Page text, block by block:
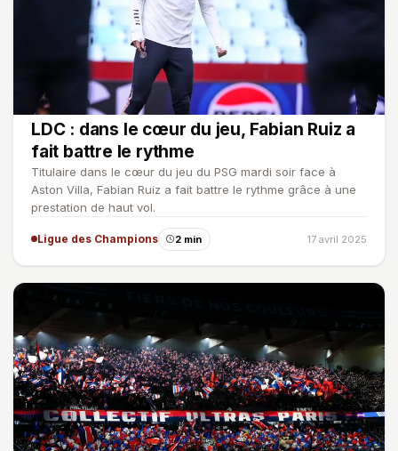
LDC : dans le cœur du jeu, Fabian Ruiz a
fait battre le rythme
Titulaire dans le cœur du jeu du PSG mardi soir face à
Aston Villa, Fabian Ruiz a fait battre le rythme grâce à une
prestation de haut vol.
Ligue des Champions 2 min 17 avril 2025